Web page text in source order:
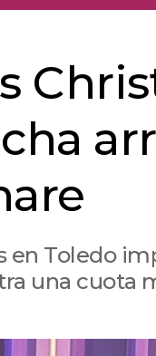
Toledo
una cuota